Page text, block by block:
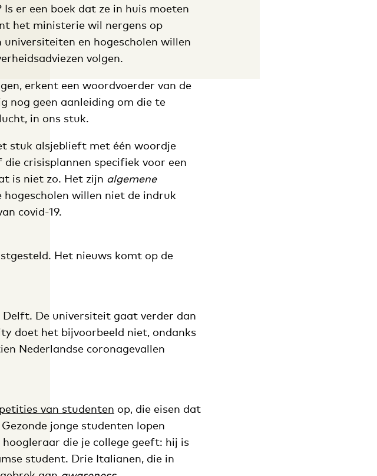
er een boek dat ze in huis moeten
het ministerie wil nergens op
en hogescholen willen
volgen.
erkent een woordvoerder van de
nog geen aanleiding om die te
in ons stuk.
stuk alsjeblieft met één woordje
crisisplannen specifiek voor een
is niet zo. Het zijn algemene
willen niet de indruk
covid-19.
Het nieuws komt op de
Delft. De universiteit gaat verder dan
doet het bijvoorbeeld niet, ondanks
Nederlandse coronagevallen
petities van studenten op, die eisen dat
jonge studenten lopen
hoogleraar die je college geeft: hij is
student. Drie Italianen, die in